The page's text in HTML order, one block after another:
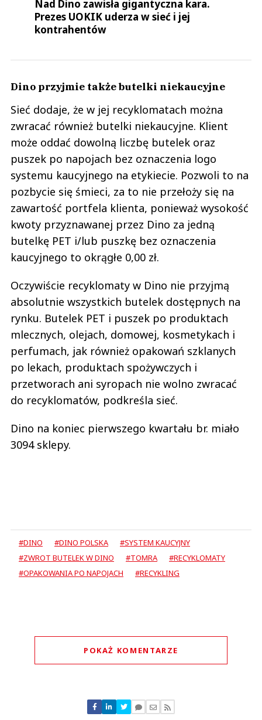
Nad Dino zawisła gigantyczna kara.
Prezes UOKIK uderza w sieć i jej
kontrahentów
Dino przyjmie także butelki niekaucyjne
Sieć dodaje, że w jej recyklomatach można
zwracać również butelki niekaucyjne. Klient
może oddać dowolną liczbę butelek oraz
puszek po napojach bez oznaczenia logo
systemu kaucyjnego na etykiecie. Pozwoli to na
pozbycie się śmieci, za to nie przełoży się na
zawartość portfela klienta, ponieważ wysokość
kwoty przyznawanej przez Dino za jedną
butelkę PET i/lub puszkę bez oznaczenia
kaucyjnego to okrągłe 0,00 zł.
Oczywiście recyklomaty w Dino nie przyjmą
absolutnie wszystkich butelek dostępnych na
rynku. Butelek PET i puszek po produktach
mlecznych, olejach, domowej, kosmetykach i
perfumach, jak również opakowań szklanych
po lekach, produktach spożywczych i
przetworach ani syropach nie wolno zwracać
do recyklomatów, podkreśla sieć.
Dino na koniec pierwszego kwartału br. miało
3094 sklepy.
#DINO #DINO POLSKA
#SYSTEM KAUCYJNY
#ZWROT BUTELEK W DINO
#TOMRA
#RECYKLOMATY
#OPAKOWANIA PO NAPOJACH
#RECYKLING
POKAŻ KOMENTARZE